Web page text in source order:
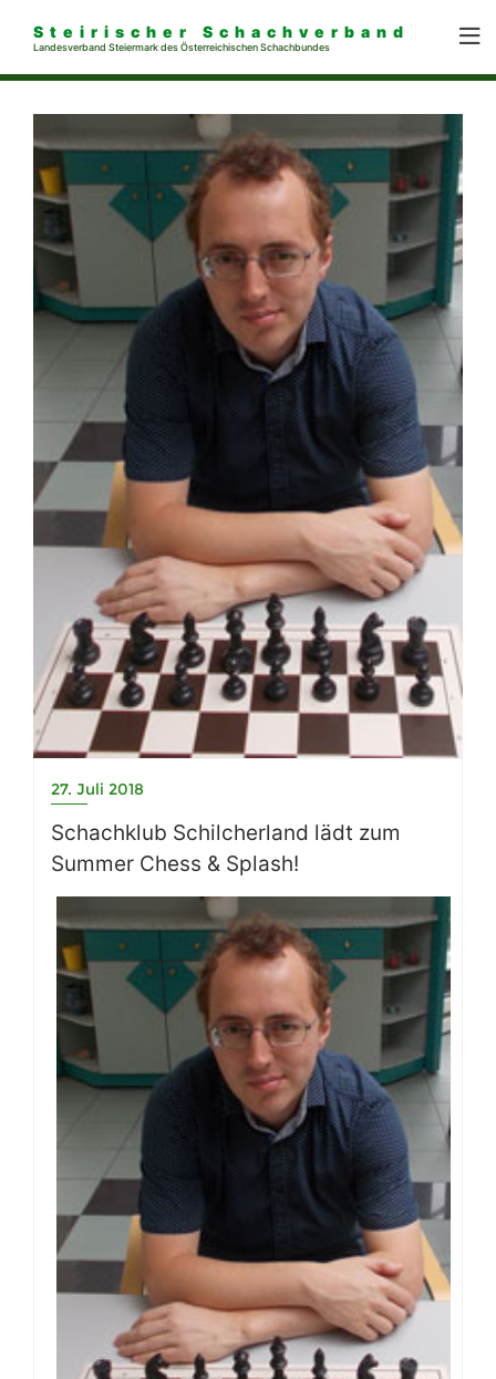
Steirischer Schachverband
Landesverband Steiermark des Österreichischen Schachbundes
27. Juli 2018
Schachklub Schilcherland lädt zum
Summer Chess & Splash!